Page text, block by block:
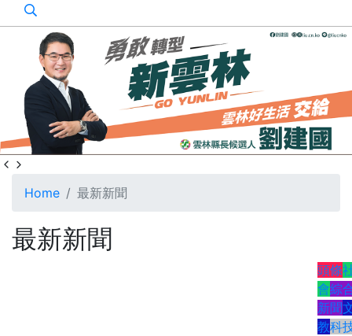
Home 最新新聞
最新新聞
頭條
會綜
新聞
教科